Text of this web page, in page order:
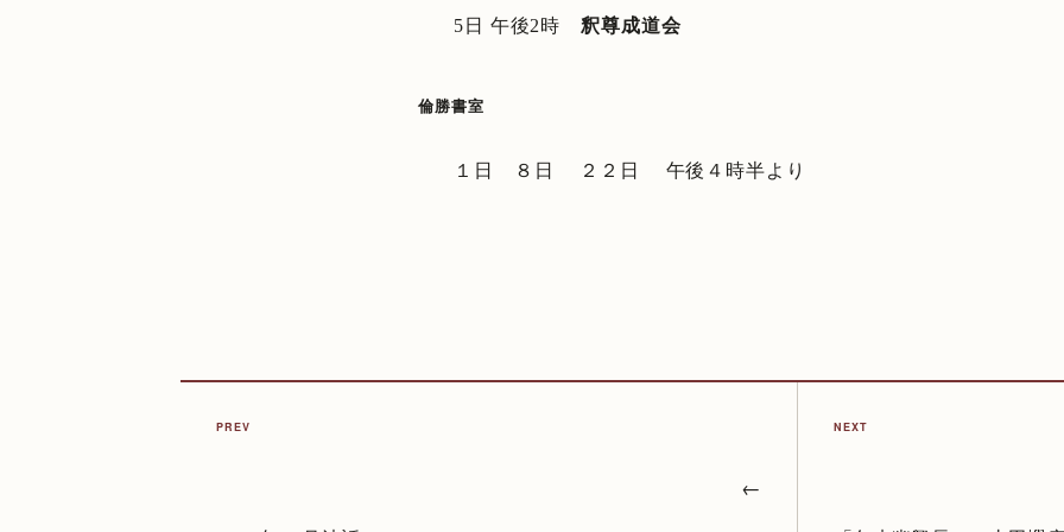
5日 午後2時釈尊成道会
倫勝書室
１日 ８日 ２２日 午後４時半より
PREV
←
NEXT